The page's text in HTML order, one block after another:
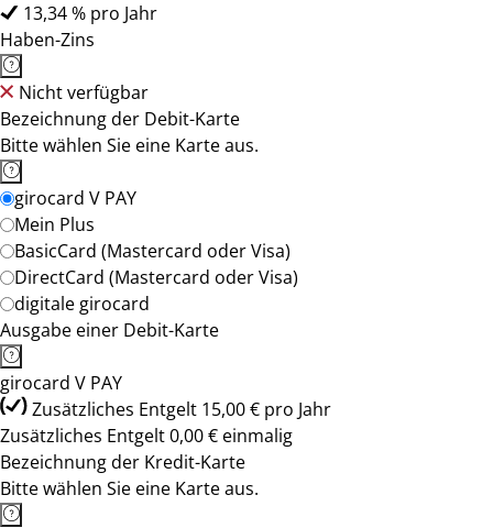
13,34 % pro Jahr
Haben-Zins
Nicht verfügbar
Bezeichnung der Debit-Karte
Bitte wählen Sie eine Karte aus.
girocard V PAY
Mein Plus
BasicCard (Mastercard oder Visa)
DirectCard (Mastercard oder Visa)
digitale girocard
Ausgabe einer Debit-Karte
girocard V PAY
Zusätzliches Entgelt 15,00 € pro Jahr
Zusätzliches Entgelt 0,00 € einmalig
Bezeichnung der Kredit-Karte
Bitte wählen Sie eine Karte aus.